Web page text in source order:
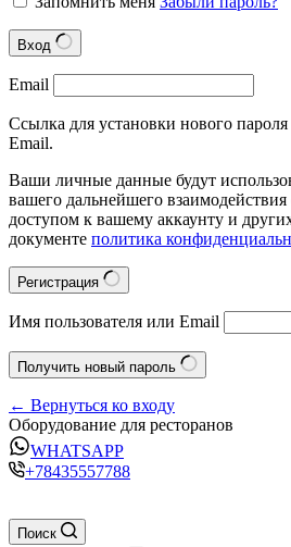
Вход
Email
Ссылка для установки нового
Email.
Ваши личные данные будут
вашего дальнейшего
доступом к вашему аккаунту и
документе политика
Регистрация
Имя пользователя или Email
Получить новый пароль
← Вернуться ко входу
Оборудование для ресторанов
WHATSAPP
+78435557788
Поиск